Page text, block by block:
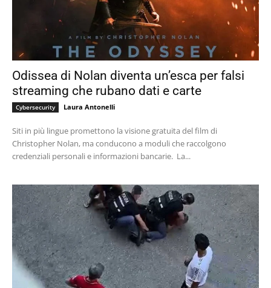
Odissea di Nolan diventa un’esca per falsi
streaming che rubano dati e carte
Cybersecurity Laura Antonelli
Siti in più lingue promettono la visione gratuita del film di
Christopher Nolan, ma conducono a moduli che raccolgono
credenziali personali e informazioni bancarie. La...